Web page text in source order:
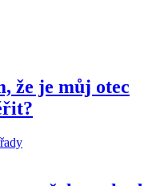
že je můj otec